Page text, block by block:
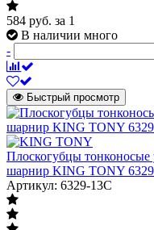
584 руб. за 1
В наличии много
-
Быстрый просмотр
Плоскогубцы
шарнир KING TONY
Артикул: 6329-13C